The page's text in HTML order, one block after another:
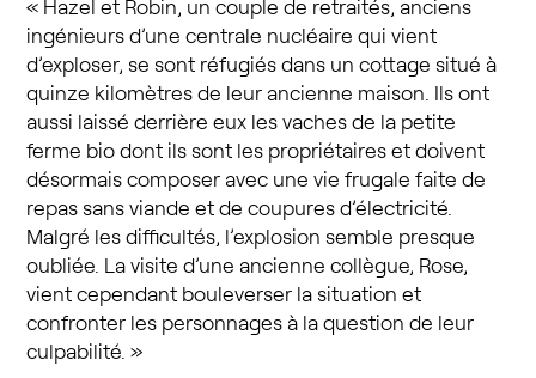
« Hazel et Robin, un couple de retraités, anciens
ingénieurs d’une centrale nucléaire qui vient
d’exploser, se sont réfugiés dans un cottage situé à
quinze kilomètres de leur ancienne maison. Ils ont
aussi laissé derrière eux les vaches de la petite
ferme bio dont ils sont les propriétaires et doivent
désormais composer avec une vie frugale faite de
repas sans viande et de coupures d’électricité.
Malgré les difficultés, l’explosion semble presque
oubliée. La visite d’une ancienne collègue, Rose,
vient cependant bouleverser la situation et
confronter les personnages à la question de leur
culpabilité. »